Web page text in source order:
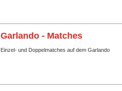
Garlando - Matches
Einzel- und Doppelmatches auf dem Garlando